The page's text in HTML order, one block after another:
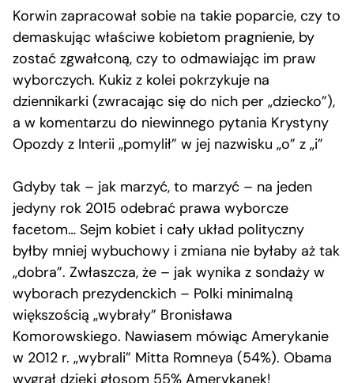
Korwin zapracował sobie na takie poparcie, czy to
demaskując właściwe kobietom pragnienie, by
zostać zgwałconą, czy to odmawiając im praw
wyborczych. Kukiz z kolei pokrzykuje na
dziennikarki (zwracając się do nich per „dziecko”),
a w komentarzu do niewinnego pytania Krystyny
Opozdy z Interii „pomylił” w jej nazwisku „o” z „i”
Gdyby tak – jak marzyć, to marzyć – na jeden
jedyny rok 2015 odebrać prawa wyborcze
facetom… Sejm kobiet i cały układ polityczny
byłby mniej wybuchowy i zmiana nie byłaby aż tak
„dobra”. Zwłaszcza, że – jak wynika z sondaży w
wyborach prezydenckich – Polki minimalną
większością „wybrały” Bronisława
Komorowskiego. Nawiasem mówiąc Amerykanie
w 2012 r. „wybrali” Mitta Romneya (54%). Obama
wygrał dzięki głosom 55% Amerykanek!